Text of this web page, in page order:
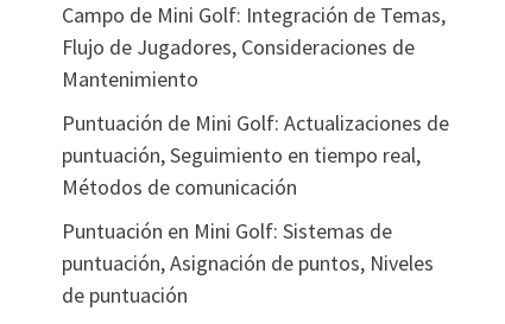
Campo de Mini Golf: Integración de Temas,
Flujo de Jugadores, Consideraciones de
Mantenimiento
Puntuación de Mini Golf: Actualizaciones de
puntuación, Seguimiento en tiempo real,
Métodos de comunicación
Puntuación en Mini Golf: Sistemas de
puntuación, Asignación de puntos, Niveles
de puntuación